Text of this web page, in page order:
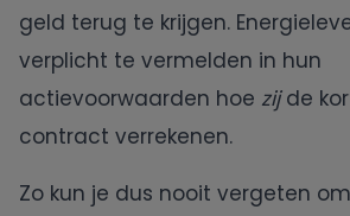
geld terug te krijgen.
verplicht te vermelden in hun
actievoorwaarden hoe zijde
contract verrekenen.
Zo kun je dus nooit vergeten